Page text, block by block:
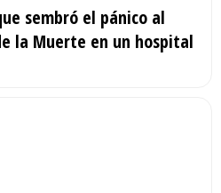
sembró el pánico al
la Muerte en un hospital